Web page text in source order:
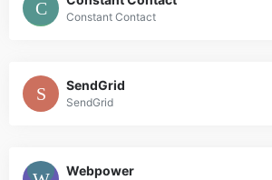
Constant Contact
SendGrid
SendGrid
Webpower